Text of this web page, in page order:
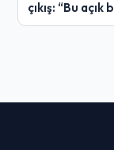
çıkış: “Bu açık